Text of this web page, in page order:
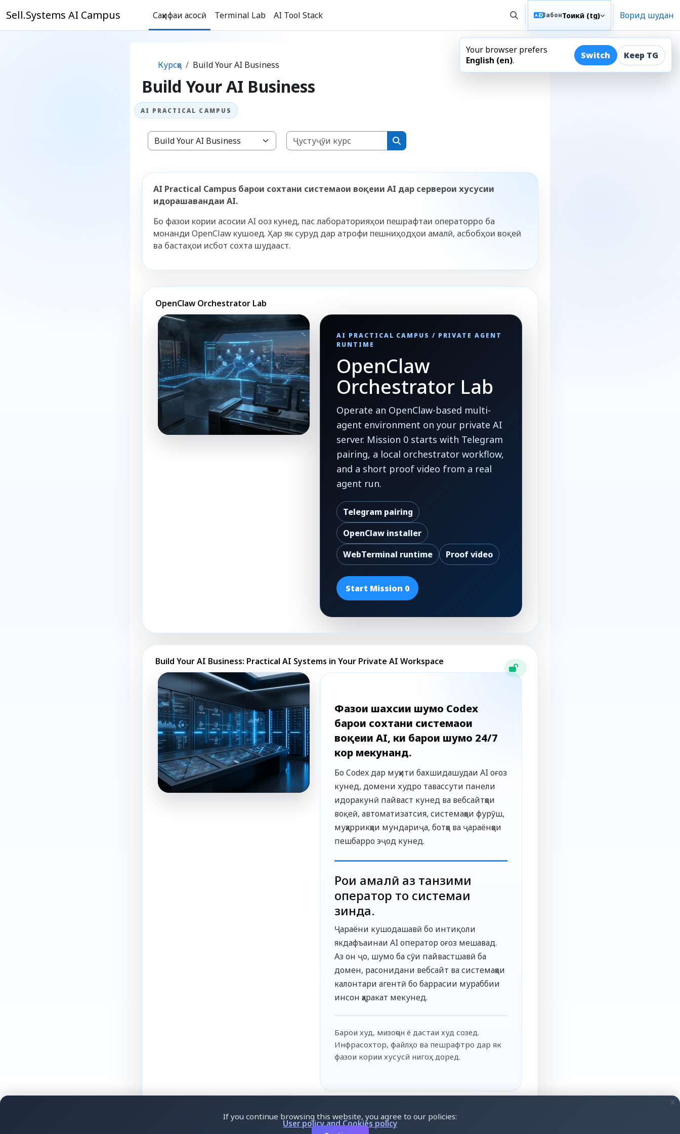
If you continue browsing this website, you agree to our policies:
User policy and Cookies policy
x
Sell.Systems AI Campus Саҳифаи асосӣ Terminal Lab AI Tool Stack Toggle search input
ЗабонТоҷикӣ ‎(tg)‎ Ворид шудан
Курсҳо
Build Your AI Business
Build Your AI Business
Категорияҳои курсҳо
Ҷустуҷӯи курс
Ҷустуҷӯи курс
AI Practical Campus барои сохтани системаҳои воқеии AI дар серверҳои хусусии
идорашавандаи AI.
Бо фазои кории асосии AI оғоз кунед, пас лабораторияҳои пешрафтаи операторро ба
монанди OpenClaw кушоед. Ҳар як суруд дар атрофи пешниҳодҳои амалӣ, асбобҳои воқеӣ
ва бастаҳои исбот сохта шудааст.
OpenClaw Orchestrator Lab
AI PRACTICAL CAMPUS / PRIVATE AGENT
RUNTIME
OpenClaw
Orchestrator Lab
Operate an OpenClaw-based multi-
agent environment on your private AI
server. Mission 0 starts with Telegram
pairing, a local orchestrator workflow,
and a short proof video from a real
agent run.
Telegram pairing
OpenClaw installer
WebTerminal runtime
Proof video
Start Mission 0
Build Your AI Business: Practical AI Systems in Your Private AI Workspace
Фазои шахсии шумо Codex
барои сохтани системаҳои
воқеии AI, ки барои шумо 24/7
кор мекунанд.
Бо Codex дар муҳити бахшидашудаи AI оғоз
кунед, домени худро тавассути панели
идоракунӣ пайваст кунед ва вебсайтҳои
воқеӣ, автоматизатсия, системаҳои фурӯш,
муҳаррикҳои мундариҷа, ботҳо ва ҷараёнҳои
пешбарро эҷод кунед.
Роҳи амалӣ аз танзими
оператор то системаи
зинда.
Ҷараёни кушодашавӣ бо интиқоли
якдафъаинаи AI оператор оғоз мешавад.
Аз он ҷо, шумо ба сӯи пайвастшавӣ ба
домен, расонидани вебсайт ва системаҳои
калонтари агентӣ бо баррасии мураббии
инсон ҳаракат мекунед.
Барои худ, мизоҷон ё дастаи худ созед.
Инфрасохтор, файлҳо ва пешрафтро дар як
фазои кории хусусӣ нигоҳ доред.
Your browser prefers
English ‎(en)‎. Switch Keep TG